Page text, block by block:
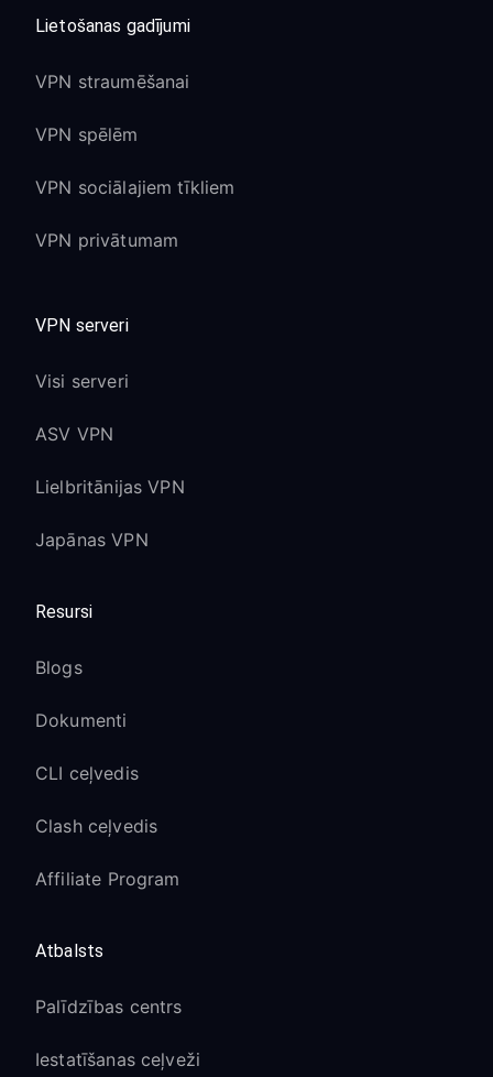
Lietošanas gadījumi
VPN straumēšanai
VPN spēlēm
VPN sociālajiem tīkliem
VPN privātumam
VPN serveri
Visi serveri
ASV VPN
Lielbritānijas VPN
Japānas VPN
Resursi
Blogs
Dokumenti
CLI ceļvedis
Clash ceļvedis
Affiliate Program
Atbalsts
Palīdzības centrs
Iestatīšanas ceļveži